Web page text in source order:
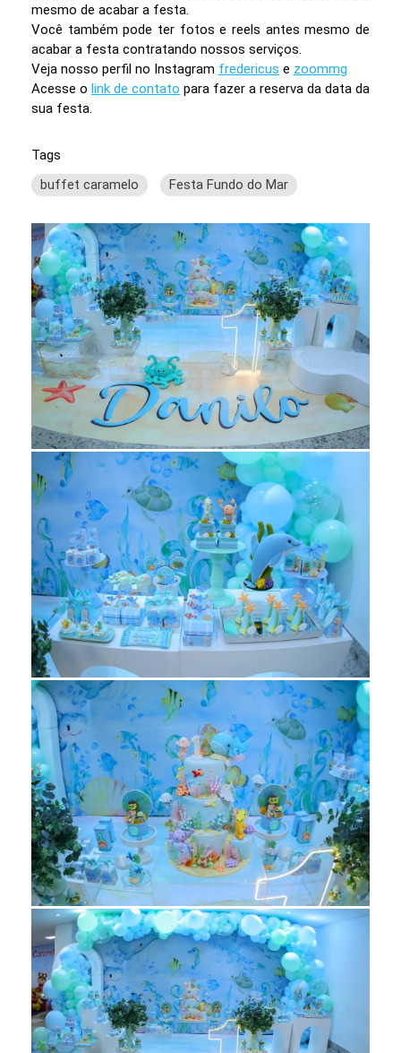
mesmo de acabar a festa.
Você também pode ter fotos e reels antes mesmo de
acabar a festa contratando nossos serviços.
Veja nosso perfil no Instagram fredericus e zoommg
Acesse o link de contato para fazer a reserva da data da
sua festa.
Tags
buffet caramelo
Festa Fundo do Mar